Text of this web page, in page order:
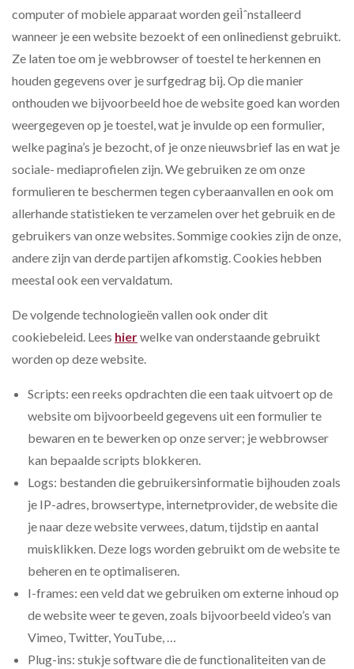
computer of mobiele apparaat worden geiÌˆnstalleerd
wanneer je een website bezoekt of een onlinedienst gebruikt.
Ze laten toe om je webbrowser of toestel te herkennen en
houden gegevens over je surfgedrag bij. Op die manier
onthouden we bijvoorbeeld hoe de website goed kan worden
weergegeven op je toestel, wat je invulde op een formulier,
welke pagina’s je bezocht, of je onze nieuwsbrief las en wat je
sociale- mediaprofielen zijn. We gebruiken ze om onze
formulieren te beschermen tegen cyberaanvallen en ook om
allerhande statistieken te verzamelen over het gebruik en de
gebruikers van onze websites. Sommige cookies zijn de onze,
andere zijn van derde partijen afkomstig. Cookies hebben
meestal ook een vervaldatum.
De volgende technologieën vallen ook onder dit
cookiebeleid. Lees hierwelke van onderstaande gebruikt
worden op deze website.
Scripts: een reeks opdrachten die een taak uitvoert op de
website om bijvoorbeeld gegevens uit een formulier te
bewaren en te bewerken op onze server; je webbrowser
kan bepaalde scripts blokkeren.
Logs: bestanden die gebruikersinformatie bijhouden zoals
je IP-adres, browsertype, internetprovider, de website die
je naar deze website verwees, datum, tijdstip en aantal
muisklikken. Deze logs worden gebruikt om de website te
beheren en te optimaliseren.
I-frames: een veld dat we gebruiken om externe inhoud op
de website weer te geven, zoals bijvoorbeeld video’s van
Vimeo, Twitter, YouTube, …
Plug-ins: stukje software die de functionaliteiten van de